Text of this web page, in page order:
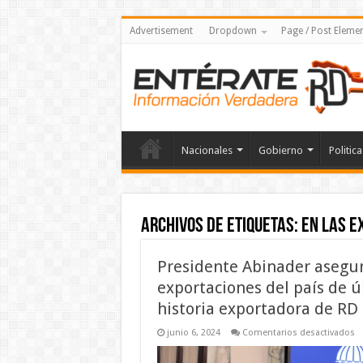
Advertisement Dropdown Page / Post
Nacionales Gobierno Politica
Archivos de etiquetas: en las
Presidente Abinader
exportaciones del país de
historia exportadora de RD
junio 6, 2024 Comentarios desactivadosen